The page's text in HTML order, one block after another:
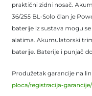
praktični zidni nosač.
36/255 BL-Solo član je
baterije iz sustava mogu
alatima. Akumulatorski
baterije. Baterije i punjač
Produžetak garancije na
ploca/registracija-garancije/